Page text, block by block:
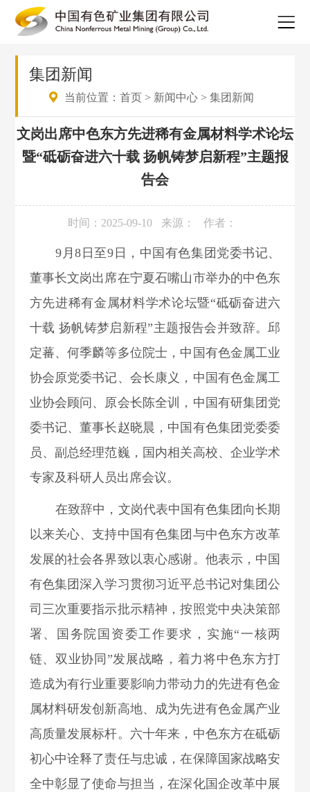
集团新闻
当前位置：首页 > 新闻中心 >集团新闻
文岗出席中色东方先进稀有金属材料学术论坛
暨“砥砺奋进六十载 扬帆铸梦启新程”主题报
告会
时间：2025-09-10 来源： 作者：
9月8日至9日，中国有色集团党委书记、
董事长文岗出席在宁夏石嘴山市举办的中色东
方先进稀有金属材料学术论坛暨“砥砺奋进六
十载 扬帆铸梦启新程”主题报告会并致辞。邱
定蕃、何季麟等多位院士，中国有色金属工业
协会原党委书记、会长康义，中国有色金属工
业协会顾问、原会长陈全训，中国有研集团党
委书记、董事长赵晓晨， 中国有色集团党委委
员、副总经理范巍， 国内相关高校、企业学术
专家及科研人员出席会议。
在致辞中，文岗代表中国有色集团向长期
以来关心、支持中国有色集团与中色东方改革
发展的社会各界致以衷心感谢。他表示，中国
有色集团深入学习贯彻习近平总书记对集团公
司三次重要指示批示精神，按照党中央决策部
署、国务院国资委工作要求，实施“一核两
链、双业协同”发展战略，着力将中色东方打
造成为有行业重要影响力带动力的先进有色金
属材料研发创新高地、成为先进有色金属产业
高质量发展标杆。六十年来，中色东方在砥砺
初心中诠释了责任与忠诚，在保障国家战略安
全中彰显了使命与担当，在深化国企改革中展